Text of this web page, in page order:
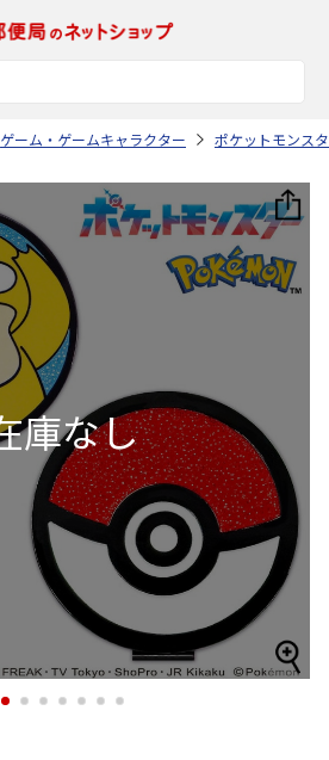
ゲーム・ゲームキャラクター ポケットモンス
1 2 3 4 5 6 7